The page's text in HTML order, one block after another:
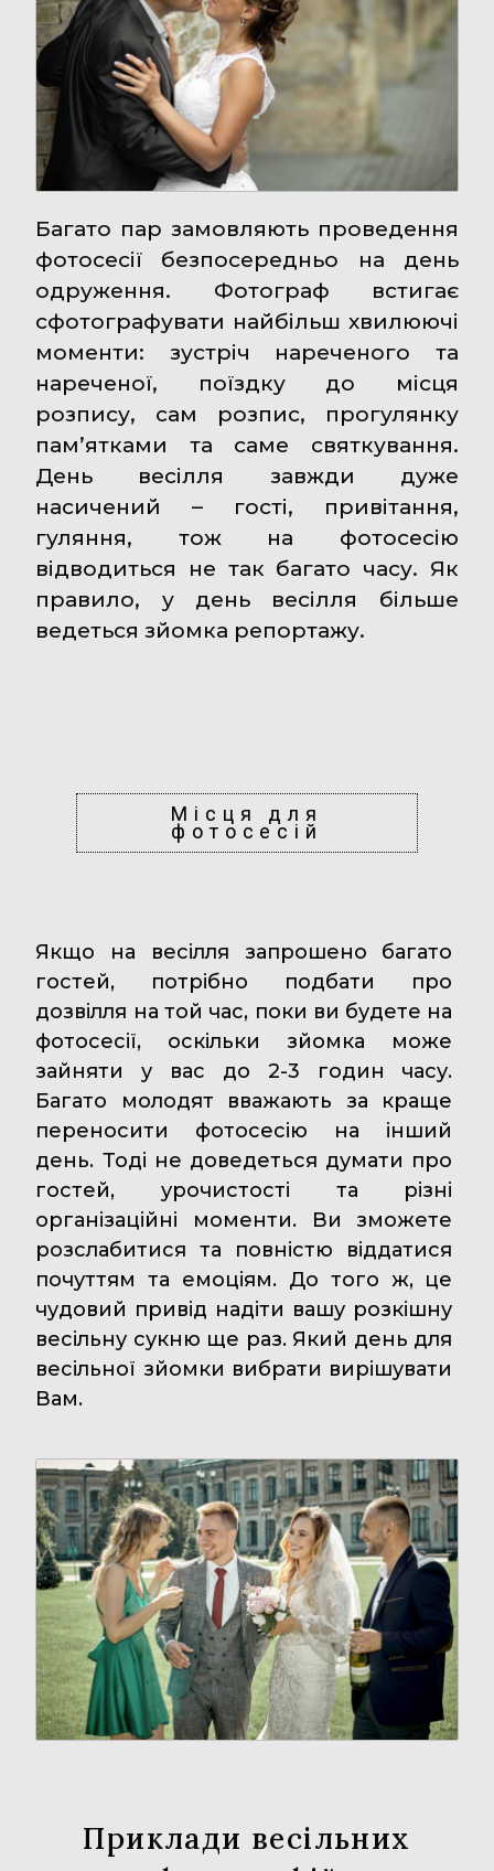
Багато пар замовляють проведення
фотосесії безпосередньо на день
одруження. Фотограф встигає
сфотографувати найбільш хвилюючі
моменти: зустріч нареченого та
нареченої, поїздку до місця
розпису, сам розпис, прогулянку
пам’ятками та саме святкування.
День весілля завжди дуже
насичений – гості, привітання,
гуляння, тож на фотосесію
відводиться не так багато часу. Як
правило, у день весілля більше
ведеться зйомка репортажу.
Місця для
фотосесій
Якщо на весілля запрошено багато
гостей, потрібно подбати про
дозвілля на той час, поки ви будете на
фотосесії, оскільки зйомка може
зайняти у вас до 2-3 годин часу.
Багато молодят вважають за краще
переносити фотосесію на інший
день. Тоді не доведеться думати про
гостей, урочистості та різні
організаційні моменти. Ви зможете
розслабитися та повністю віддатися
почуттям та емоціям. До того ж, це
чудовий привід надіти вашу розкішну
весільну сукню ще раз. Який день для
весільної зйомки вибрати вирішувати
Вам.
Приклади весільних